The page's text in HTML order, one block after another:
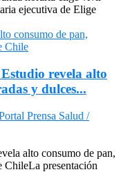
ejecutiva de Elige
revela alto
y dulces...
Prensa Salud /
alto consumo de pan,
ChileLa presentación